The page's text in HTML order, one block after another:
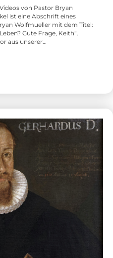
von Pastor Bryan
ist eine Abschrift eines
Wolfmueller mit dem Titel:
Gute Frage, Keith“.
aus unserer…